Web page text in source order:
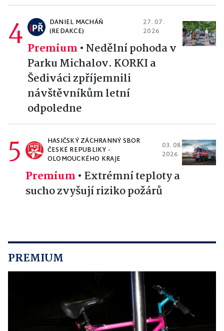
4
DANIEL MACHÁŇ
(REDAKCE)
27. 07.
2026
Premium • Nedělní pohoda v
Parku Michalov. KORKI a
Šediváci zpříjemnili
návštěvníkům letní
odpoledne
5
HASIČSKÝ ZÁCHRANNÝ SBOR
ČESKÉ REPUBLIKY -
OLOMOUCKÉHO KRAJE
03. 08.
2026
Premium • Extrémní teploty a
sucho zvyšují riziko požárů
PREMIUM